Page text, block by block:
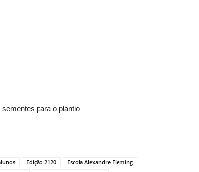
para o plantio
Edição 2120
Escola Alexandre Fleming